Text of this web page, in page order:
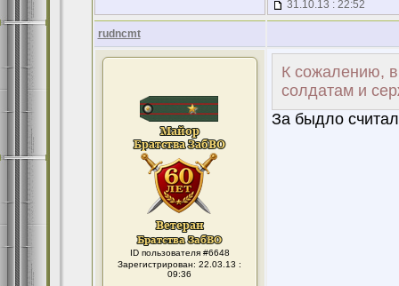
31.10.13 : 22:52
rudncmt
ID пользователя #6648
Зарегистрирован: 22.03.13 :
09:36
К сожалению,
солдатам и
За быдло